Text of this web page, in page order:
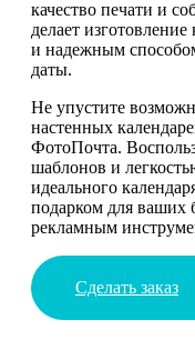
качество печати и
делает
и надежным
даты.
Не упустите
настенных
ФотоПочта.
шаблонов и
идеального
подарком для ваших
рекламным
Сделать заказ